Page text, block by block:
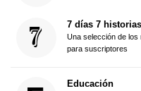
7 días 7 historias
Una selección de los
para suscriptores
Educación